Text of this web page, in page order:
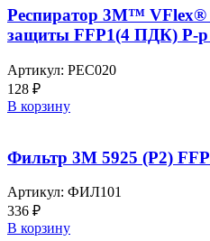
Респиратор 3M™ VFlex®
защиты FFP1(4 ПДК) Р-р
Артикул: РЕС020
128 ₽
В корзину
Фильтр 3M 5925 (Р2)
Артикул: ФИЛ101
336 ₽
В корзину